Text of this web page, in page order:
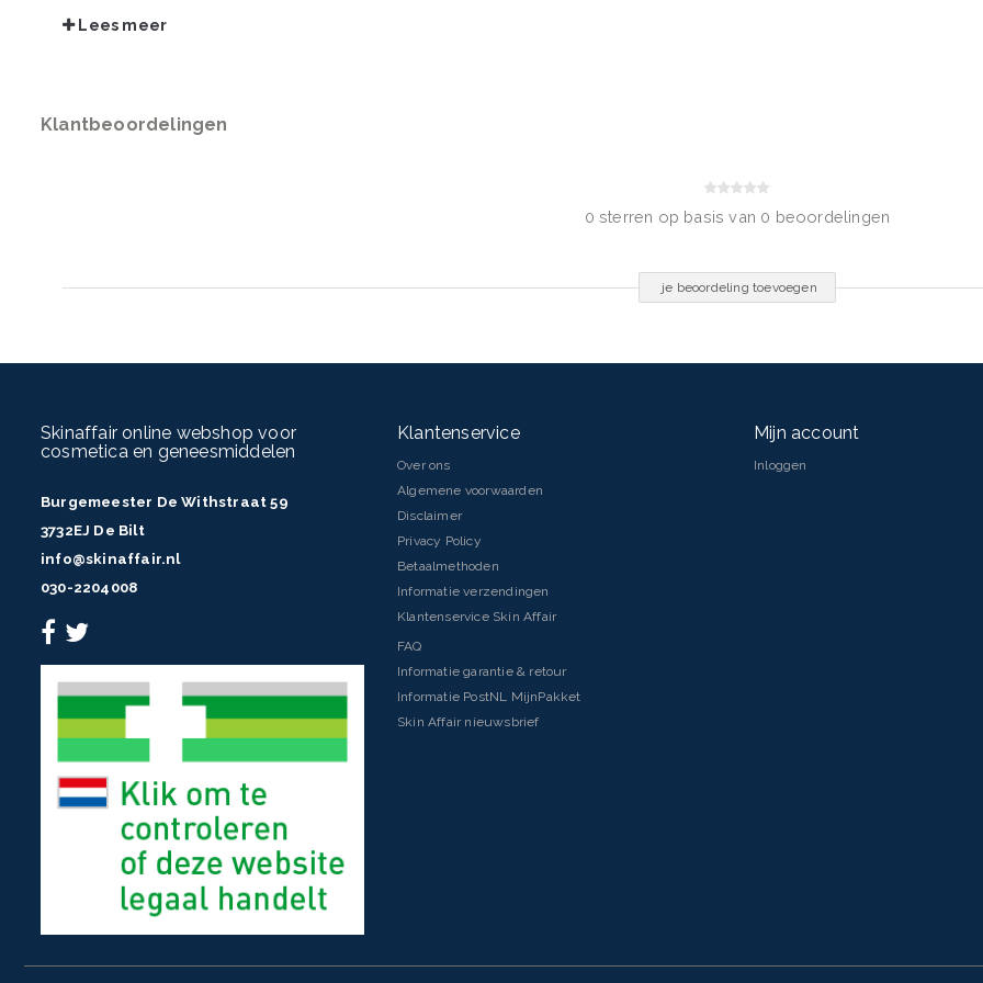
Lees meer
Klantbeoordelingen
0 sterren op basis van 0 beoordelingen
je beoordeling toevoegen
Skinaffair online webshop voor
cosmetica en geneesmiddelen
Burgemeester De Withstraat 59
3732EJ De Bilt
info@skinaffair.nl
030-2204008
Klantenservice
Over ons
Algemene voorwaarden
Disclaimer
Privacy Policy
Betaalmethoden
Informatie verzendingen
Klantenservice Skin Affair
FAQ
Informatie garantie & retour
Informatie PostNL MijnPakket
Skin Affair nieuwsbrief
Mijn account
Inloggen